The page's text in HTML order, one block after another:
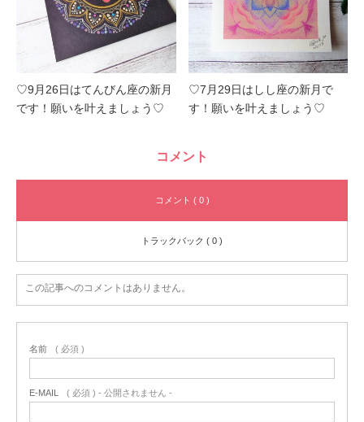
♡9月26日はてんびん座の新月
です！願いを叶えましょう♡
♡7月29日はしし座の新月で
す！願いを叶えましょう♡
コメント
コメント ( 0 )
トラックバック ( 0 )
この記事へのコメントはありません。
名前 ( 必須 )
E-MAIL ( 必須 ) - 公開されません -